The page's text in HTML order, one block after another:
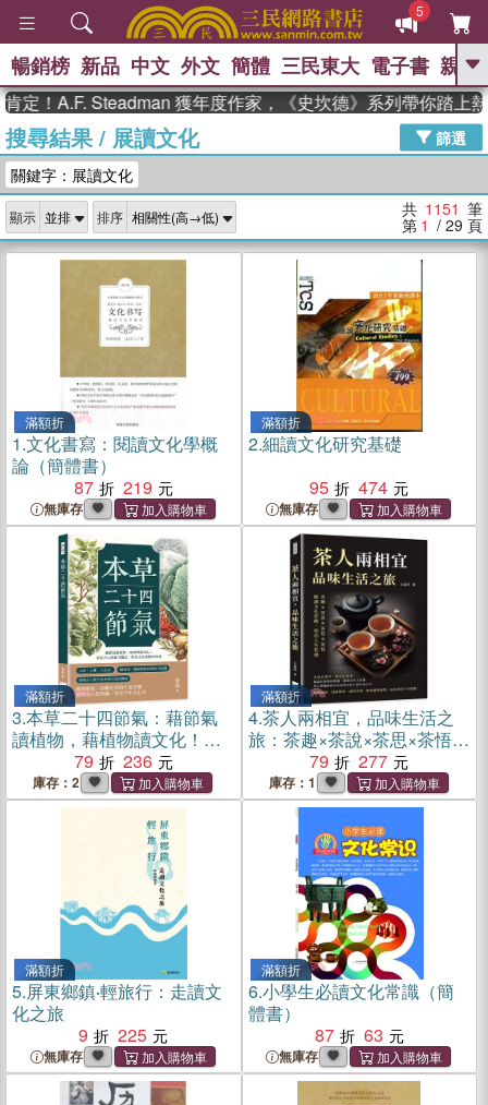
5
GO
The Odyssey 、
父親節 、 如果歷史是一群喵 、 暑期
念華 、 台灣的李登輝時代 、 數學女
孩：黎曼猜想
偉大的迷走神經
暢銷榜 新品 中文 外文 簡體 三民東大 電子書 親子
Steadman 獲年度作家，《史坎德》系列帶你踏上熱血奇
搜尋結果/ 展讀文化
篩選
關鍵字：展讀文化
顯示 排序 共 1151 筆
第 1 / 29 頁
滿額折
1.文化書寫：閱讀文化學概
論（簡體書）
87
219
無庫存
滿額折
2.細讀文化研究基礎
95
474
無庫存
滿額折
3.本草二十四節氣：藉節氣
讀植物，藉植物讀文化！看
見古人的節令觀念、飲食文
化與醫學智慧
79 236
庫存：2
滿額折
4.茶人兩相宜，品味生活之
旅：茶趣×茶說×茶思×茶悟，
解讀文化符碼，悟出人生哲
79 277
庫存：1
滿額折
5.屏東鄉鎮‧輕旅行：走讀文
化之旅
9
225
無庫存
滿額折
6.小學生必讀文化常識（簡
體書）
87
63
無庫存